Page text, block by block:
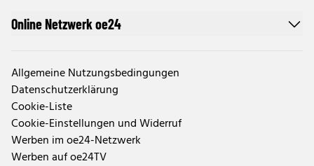
Online Netzwerk oe24
Allgemeine Nutzungsbedingungen
Datenschutzerklärung
Cookie-Liste
Cookie-Einstellungen und Widerruf
Werben im oe24-Netzwerk
Werben auf oe24TV